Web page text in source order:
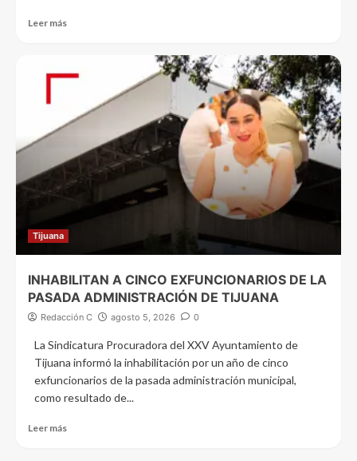
Leer más
Tijuana
INHABILITAN A CINCO EXFUNCIONARIOS DE LA
PASADA ADMINISTRACIÓN DE TIJUANA
Redacción C agosto 5, 2026 0
La Sindicatura Procuradora del XXV Ayuntamiento de
Tijuana informó la inhabilitación por un año de cinco
exfuncionarios de la pasada administración municipal,
como resultado de...
Leer más